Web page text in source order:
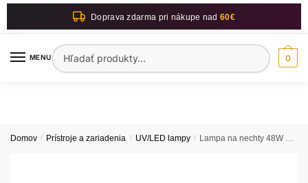
Skip
Skip
Doprava zdarma pri nákupe nad60€
MENUHľadať:
0
Domov / Prístroje a zariadenia / UV/LED lampy / Lampa na nechty 48W so zrkadlovým dnom – CLAVIER – Q1